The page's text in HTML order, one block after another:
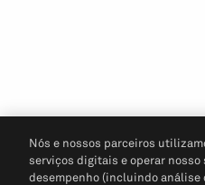
Nós e nossos parceiros
serviços digitais e operar
desempenho (incluindo análise